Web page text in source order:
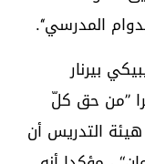
المدرسي‘‘.
بيرنار
’’من حق كلّ
التدريس أن